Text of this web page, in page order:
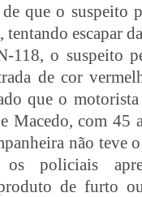
que o suspeito
tentando escapar
118, o suspeito
de cor
que o
Macedo, com
não
policiais
de furto